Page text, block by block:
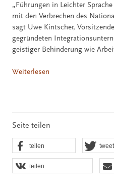
„Führungen in Leichter
mit den Verbrechen des
sagt Uwe Kintscher,
gegründeten
geistiger Behinderung wie
Weiterlesen
Seite teilen
teilen tweet
teilen